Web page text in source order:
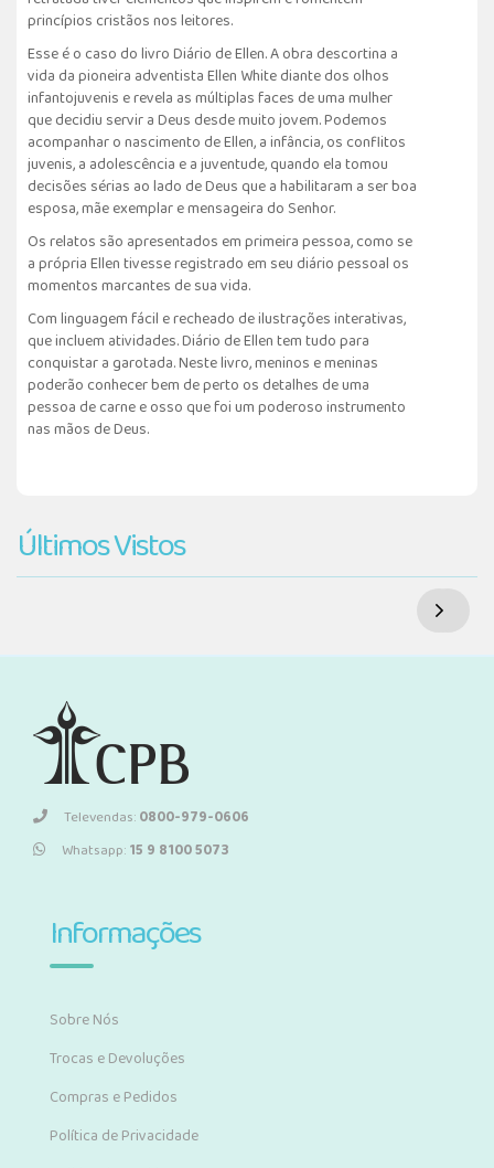
princípios cristãos nos leitores.
Esse é o caso do livro Diário de Ellen. A obra descortina a
vida da pioneira adventista Ellen White diante dos olhos
infantojuvenis e revela as múltiplas faces de uma mulher
que decidiu servir a Deus desde muito jovem. Podemos
acompanhar o nascimento de Ellen, a infância, os conflitos
juvenis, a adolescência e a juventude, quando ela tomou
decisões sérias ao lado de Deus que a habilitaram a ser boa
esposa, mãe exemplar e mensageira do Senhor.
Os relatos são apresentados em primeira pessoa, como se
a própria Ellen tivesse registrado em seu diário pessoal os
momentos marcantes de sua vida.
Com linguagem fácil e recheado de ilustrações interativas,
que incluem atividades. Diário de Ellen tem tudo para
conquistar a garotada. Neste livro, meninos e meninas
poderão conhecer bem de perto os detalhes de uma
pessoa de carne e osso que foi um poderoso instrumento
nas mãos de Deus.
Últimos Vistos
Televendas:0800-979-0606
Whatsapp:15 9 8100 5073
Informações
Sobre Nós
Trocas e Devoluções
Compras e Pedidos
Política de Privacidade